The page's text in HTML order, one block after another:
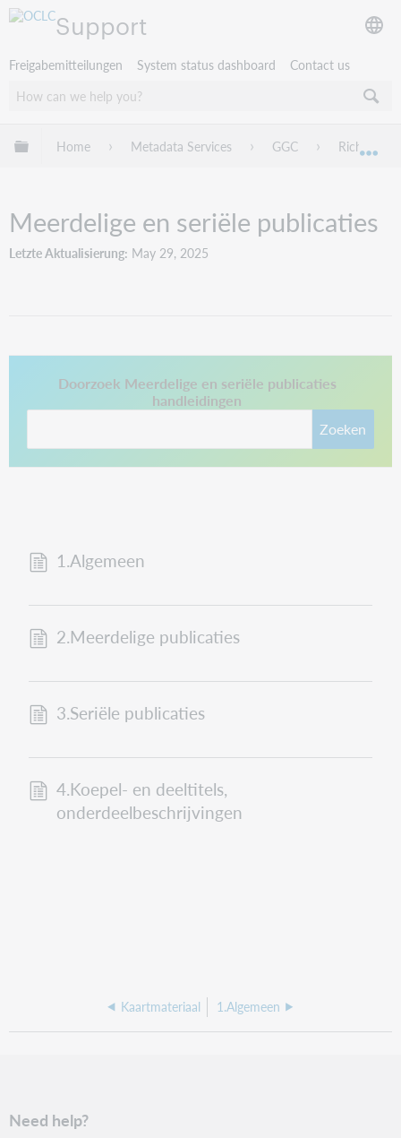
Support
Freigabemitteilungen System status dashboard Contact us
Globale Hierarchie expandieren/verbergen
Home Metadata Services GGC Richtlijnen
Meerdelige en seriële publicaties
Letzte Aktualisierung May 29, 2025
Doorzoek Meerdelige en seriële publicaties
handleidingen
Zoeken
This link opens in a new tab.
1.Algemeen
2.Meerdelige publicaties
3.Seriële publicaties
4.Koepel- en deeltitels,
onderdeelbeschrijvingen
Kaartmateriaal 1.Algemeen
Need help?